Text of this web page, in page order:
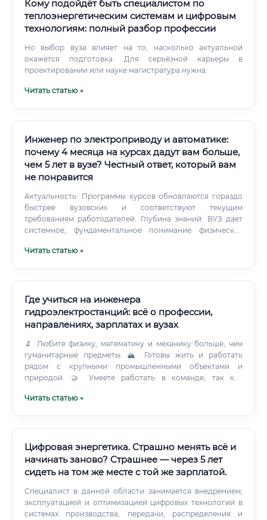
Кому подойдёт быть специалистом по
теплоэнергетическим системам и цифровым
технологиям: полный разбор профессии
Но выбор вуза влияет на то, насколько актуальной
окажется подготовка. Для серьёзной карьеры в
проектировании или науке магистратура нужна.
Читать статью →
Инженер по электроприводу и автоматике:
почему 4 месяца на курсах дадут вам больше,
чем 5 лет в вузе? Честный ответ, который вам
не понравится
Актуальность: Программы курсов обновляются гораздо
быстрее вузовских и соответствуют текущим
требованиям работодателей. Глубина знаний: ВУЗ дает
системное, фундаментальное понимание физических
электромеханики, математического аппарата.
Читать статью →
Где учиться на инженера
гидроэлектростанций: всё о профессии,
направлениях, зарплатах и вузах
🔬 Любите физику, математику и механику больше, чем
гуманитарные предметы. 🏔 Готовы жить и работать
рядом с крупными промышленными объектами и
природой. 🤝 Умеете работать в команде, так как
Читать статью →
Цифровая энергетика. Страшно менять всё и
начинать заново? Страшнее — через 5 лет
сидеть на том же месте с той же зарплатой.
Специалист в данной области занимается внедрением,
эксплуатацией и оптимизацией цифровых технологий в
системах производства, передачи, распределения и